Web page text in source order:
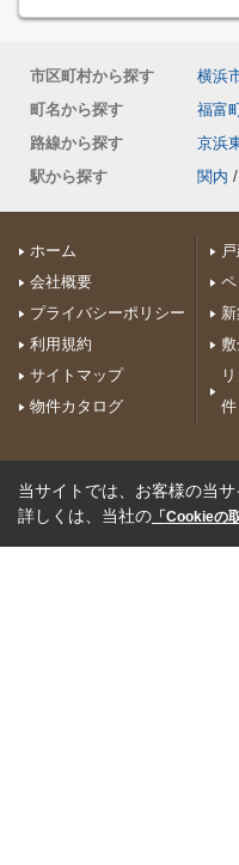
市区町村から探す 横浜
町名から探す
福富
路線から探す
京浜
駅から探す
関内 /
ホーム
会社概要
プライバシーポリシー
利用規約
サイトマップ
物件カタログ
敷
件
当サイトでは、お客様の当
詳しくは、当社の 「Cookieの